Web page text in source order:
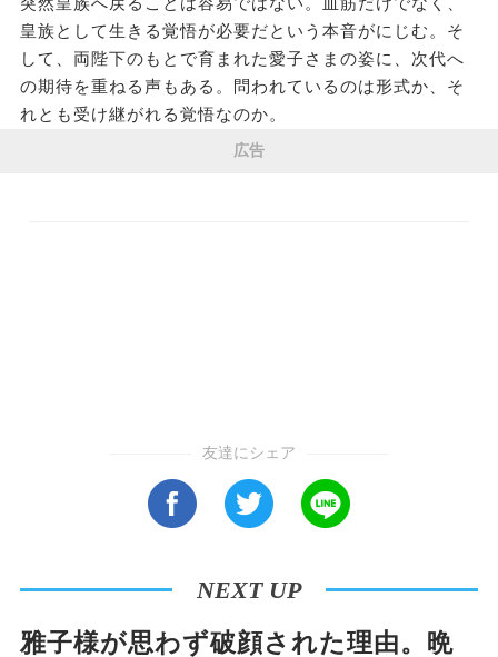
皇族として生きる覚悟が必要だという本音がにじむ。そ
して、両陛下のもとで育まれた愛子さまの姿に、次代へ
の期待を重ねる声もある。問われているのは形式か、そ
れとも受け継がれる覚悟なのか。
広告
友達にシェア
NEXT UP
雅子様が思わず破顔された理由。晩